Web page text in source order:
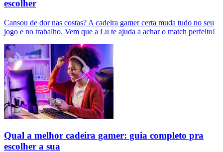
escolher
Cansou de dor nas costas? A cadeira gamer certa muda tudo no seu
jogo e no trabalho. Vem que a Lu te ajuda a achar o match perfeito!
Qual a melhor cadeira gamer: guia completo pra
escolher a sua